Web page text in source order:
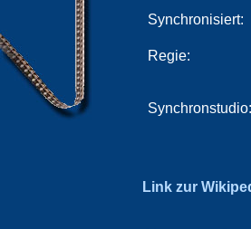
Synchronisiert:
Regie:
Synchronstudio:
Link zur